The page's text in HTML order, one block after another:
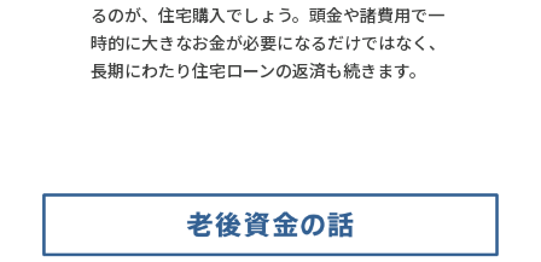
るのが、住宅購入でしょう。頭金や諸費用で一
時的に大きなお金が必要になるだけではなく、
長期にわたり住宅ローンの返済も続きます。